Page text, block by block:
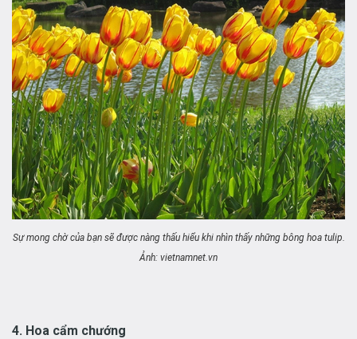
Sự mong chờ của bạn sẽ được nàng thấu hiểu khi nhìn thấy những bông hoa tulip.
Ảnh: vietnamnet.vn
4. Hoa cẩm chướng